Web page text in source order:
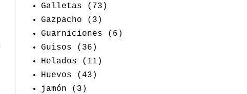
Galletas
(73)
Gazpacho
(3)
Guarniciones
(6)
Guisos
(36)
Helados
(11)
Huevos
(43)
jamón
(3)